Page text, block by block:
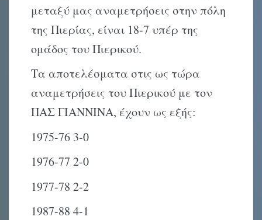
μεταξύ μας αναμετρήσεις στην πόλη
της Πιερίας, είναι 18-7 υπέρ της
ομάδος του Πιερικού.
Τα αποτελέσματα στις ως τώρα
αναμετρήσεις του Πιερικού με τον
ΠΑΣ ΓΙΑΝΝΙΝΑ, έχουν ως εξής:
1975-76 3-0
1976-77 2-0
1977-78 2-2
1987-88 4-1